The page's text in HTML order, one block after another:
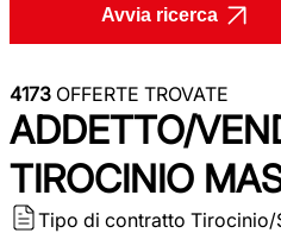
Avvia ricerca
4173 OFFERTE TROVATE
ADDETTO/
TIROCINIO
Tipo di contratto Tirocinio/